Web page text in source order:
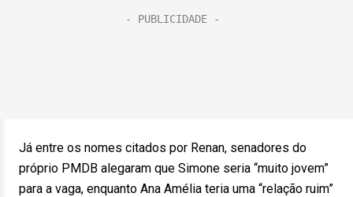
Já entre os nomes citados por Renan, senadores do
próprio PMDB alegaram que Simone seria “muito jovem”
para a vaga, enquanto Ana Amélia teria uma “relação ruim”